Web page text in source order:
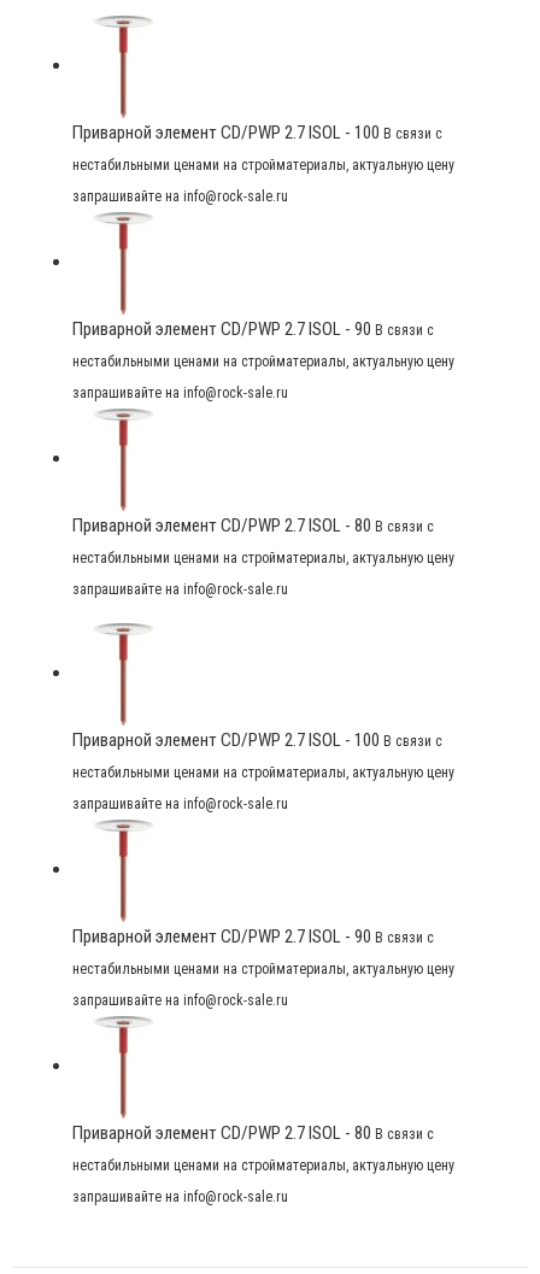
Приварной элемент CD/PWP 2.7 ISOL - 100 В связи с
нестабильными ценами на стройматериалы, актуальную цену
запрашивайте на info@rock-sale.ru
Приварной элемент CD/PWP 2.7 ISOL - 90 В связи с
нестабильными ценами на стройматериалы, актуальную цену
запрашивайте на info@rock-sale.ru
Приварной элемент CD/PWP 2.7 ISOL - 80 В связи с
нестабильными ценами на стройматериалы, актуальную цену
запрашивайте на info@rock-sale.ru
Приварной элемент CD/PWP 2.7 ISOL - 100 В связи с
нестабильными ценами на стройматериалы, актуальную цену
запрашивайте на info@rock-sale.ru
Приварной элемент CD/PWP 2.7 ISOL - 90 В связи с
нестабильными ценами на стройматериалы, актуальную цену
запрашивайте на info@rock-sale.ru
Приварной элемент CD/PWP 2.7 ISOL - 80 В связи с
нестабильными ценами на стройматериалы, актуальную цену
запрашивайте на info@rock-sale.ru